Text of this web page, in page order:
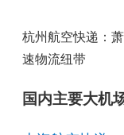
杭州航空快递：
速物流纽带
国内主要大机